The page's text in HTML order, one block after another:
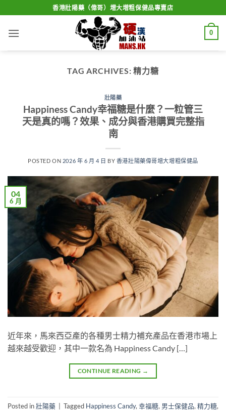
to
content
香港壯陽藥（偉哥）增大增粗保健品專賣店
0
TAG ARCHIVES:精力糖
壯陽藥
Happiness Candy幸福糖是什麼？一粒管三
天是真的嗎？效果、成分與香港購買完整指
南
POSTED ON 2026 年 6 月 4 日 BY 香港壯陽藥偉哥增大增粗保健品
04
6 月
近年來，馬來西亞產的各種男士精力補充產品在香港市場上
越來越受歡迎，其中一款名為 Happiness Candy […]
CONTINUE READING →
Posted in壯陽藥 Tagged Happiness Candy, 幸福糖, 男士保健品, 精力糖,